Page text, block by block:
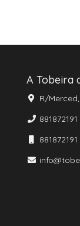
A Tobeira
R/
881872191
881872191